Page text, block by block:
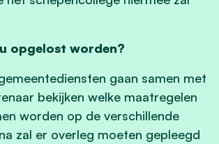
opgelost worden?
gaan samen met
bekijken welke maatregelen
worden op de verschillende
zal er overleg moeten gepleegd